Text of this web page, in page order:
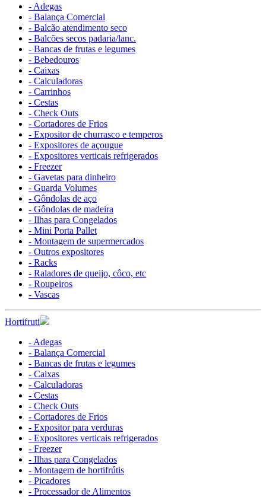
- Adegas
- Balança Comercial
- Balcão atendimento seco
- Balcões secos padaria/lanc.
- Bancas de frutas e legumes
- Bebedouros
- Caixas
- Calculadoras
- Carrinhos
- Cestas
- Check Outs
- Cortadores de Frios
- Expositor de churrasco e temperos
- Expositores de açougue
- Expositores verticais refrigerados
- Freezer
- Gavetas para dinheiro
- Guarda Volumes
- Gôndolas de aço
- Gôndolas de madeira
- Ilhas para Congelados
- Mini Porta Pallet
- Montagem de supermercados
- Outros expositores
- Racks
- Raladores de queijo, côco, etc
- Roupeiros
- Vascas
Hortifruti
- Adegas
- Balança Comercial
- Bancas de frutas e legumes
- Caixas
- Calculadoras
- Cestas
- Check Outs
- Cortadores de Frios
- Expositor para verduras
- Expositores verticais refrigerados
- Freezer
- Ilhas para Congelados
- Montagem de hortifrútis
- Picadores
- Processador de Alimentos